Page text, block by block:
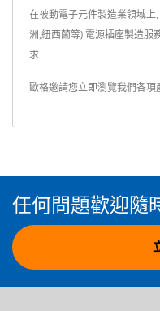
在被動電子元件製造業領域上
洲,紐西蘭等) 電源插座製造服
求
歐格邀請您立即瀏覽我們各項
任何問題歡迎隨